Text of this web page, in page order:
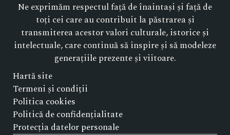
Ne exprimăm respectul față de înaintași și față de
toți cei care au contribuit la păstrarea și
transmiterea acestor valori culturale, istorice și
intelectuale, care continuă să inspire și să modeleze
generațiile prezente și viitoare.
Hartă site
Termeni și condiții
Politica cookies
Politică de confidențialitate
Protecția datelor personale